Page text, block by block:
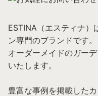
ESTINA（エスティナ）
ン専門のブランドです。
オーダーメイドのガー
いたします。
豊富な事例を掲載した